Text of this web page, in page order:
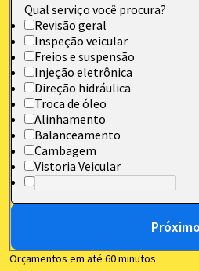
Qual serviço você procura?
Revisão geral
Inspeção veicular
Freios e suspensão
Injeção eletrônica
Direção hidráulica
Troca de óleo
Alinhamento
Balanceamento
Cambagem
Vistoria Veicular
Próximo
Orçamentos em até 60 minutos